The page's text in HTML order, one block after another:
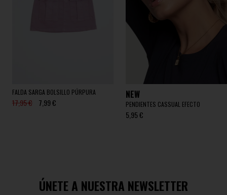
FALDA SARGA BOLSILLO PÚRPURA
17,95 € 7,99 €
NEW
PENDIENTES CASSUAL EFECTO
5,95 €
ÚNETE A NUESTRA NEWSLETTER